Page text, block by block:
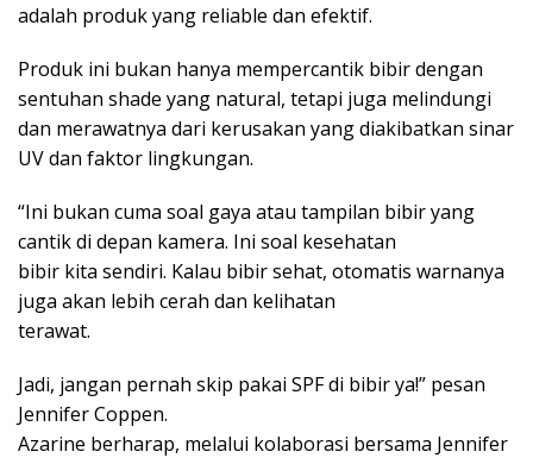
adalah produk yang reliable dan efektif.
Produk ini bukan hanya mempercantik bibir dengan
sentuhan shade yang natural, tetapi juga melindungi
dan merawatnya dari kerusakan yang diakibatkan sinar
UV dan faktor lingkungan.
“Ini bukan cuma soal gaya atau tampilan bibir yang
cantik di depan kamera. Ini soal kesehatan
bibir kita sendiri. Kalau bibir sehat, otomatis warnanya
juga akan lebih cerah dan kelihatan
terawat.
Jadi, jangan pernah skip pakai SPF di bibir ya!” pesan
Jennifer Coppen.
Azarine berharap, melalui kolaborasi bersama Jennifer